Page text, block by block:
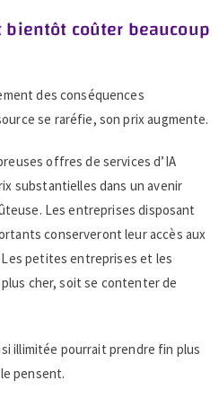
bientôt coûter beaucoup
des conséquences
se raréfie, son prix augmente.
offres de services d’IA
substantielles dans un avenir
Les entreprises disposant
conserveront leur accès aux
petites entreprises et les
cher, soit se contenter de
illimitée pourrait prendre fin plus
pensent.